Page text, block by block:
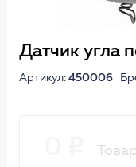
Датчик угла
Артикул: 450006